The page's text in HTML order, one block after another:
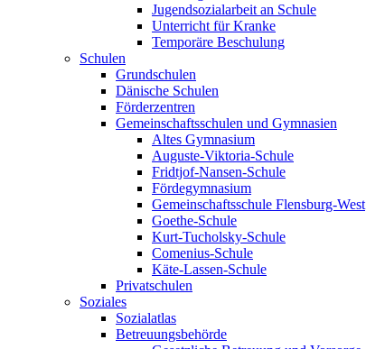
Jugendsozialarbeit an Schule
Unterricht für Kranke
Temporäre Beschulung
Schulen
Grundschulen
Dänische Schulen
Förderzentren
Gemeinschaftsschulen und Gymnasien
Altes Gymnasium
Auguste-Viktoria-Schule
Fridtjof-Nansen-Schule
Fördegymnasium
Gemeinschaftsschule Flensburg-West
Goethe-Schule
Kurt-Tucholsky-Schule
Comenius-Schule
Käte-Lassen-Schule
Privatschulen
Soziales
Sozialatlas
Betreuungsbehörde